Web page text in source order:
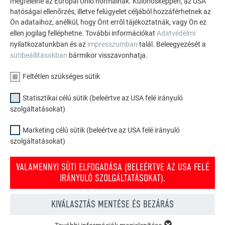
TEKINTSE MEG TOVÁBBI REFERENCIÁINKAT
PREFA tető- és homlokzati konfigurátor
Tervezze meg (álmai) házát a PREFA online konfigurátorral.
hatóságai ellenőrzés, illetve felügyelet céljából hozzáférhetnek az
Ön adataihoz, anélkül, hogy Önt erről tájékoztatnák, vagy Ön ez
ellen jogilag felléphetne. További információkat Adatvédelmi
nyilatkozatunkban és az impresszumban talál. Beleegyezését a
sütibeállításokban bármikor visszavonhatja.
Feltétlen szükséges sütik
Statisztikai célú sütik (beleértve az USA felé irányuló
szolgáltatásokat)
Marketing célú sütik (beleértve az USA felé irányuló
szolgáltatásokat)
VALAMENNYI SÜTI ELFOGADÁSA (BELEÉRTVE AZ USA FELÉ
IRÁNYULÓ SZOLGÁLTATÁSOKAT).
KIVÁLASZTÁS MENTÉSE ÉS BEZÁRÁS